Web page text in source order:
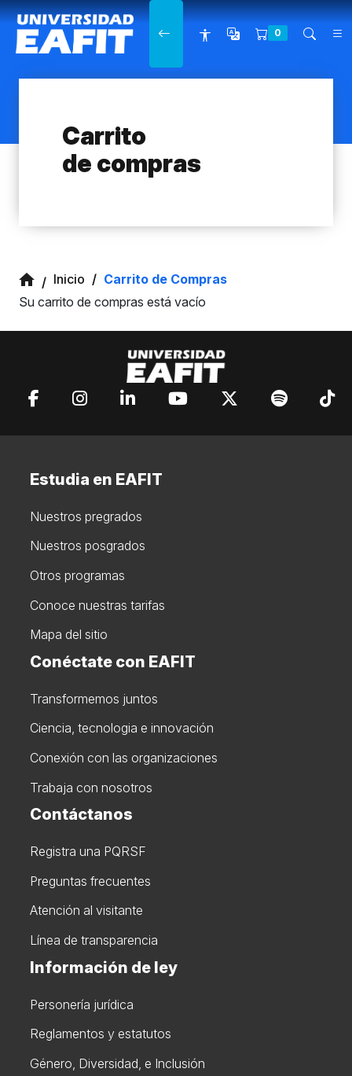
Main navigation
0
Carrito
de compras
Inicio
Carrito de Compras
Su carrito de compras está vacío
Estudia en EAFIT
Nuestros pregrados
Nuestros posgrados
Otros programas
Conoce nuestras tarifas
Mapa del sitio
Conéctate con EAFIT
Transformemos juntos
Ciencia, tecnologia e innovación
Conexión con las organizaciones
Trabaja con nosotros
Contáctanos
Registra una PQRSF
Preguntas frecuentes
Atención al visitante
Línea de transparencia
Información de ley
Personería jurídica
Reglamentos y estatutos
Género, Diversidad, e Inclusión